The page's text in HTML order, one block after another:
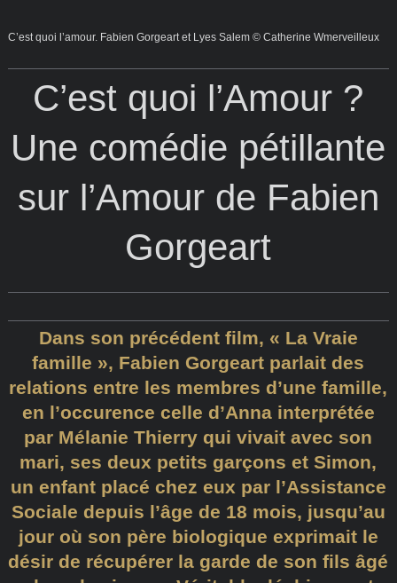
C’est quoi l’amour. Fabien Gorgeart et Lyes Salem © Catherine Wmerveilleux
C’est quoi l’Amour ?
Une comédie pétillante
sur l’Amour de Fabien
Gorgeart
Dans son précédent film, « La Vraie
famille », Fabien Gorgeart parlait des
relations entre les membres d’une famille,
en l’occurence celle d’Anna interprétée
par Mélanie Thierry qui vivait avec son
mari, ses deux petits garçons et Simon,
un enfant placé chez eux par l’Assistance
Sociale depuis l’âge de 18 mois, jusqu’au
jour où son père biologique exprimait le
désir de récupérer la garde de son fils âgé